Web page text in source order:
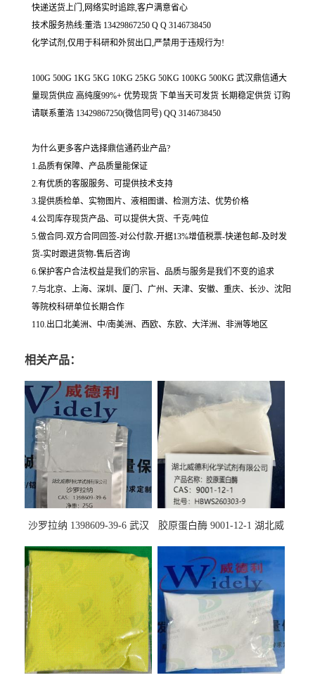
快递送货上门,网络实时追踪,客户满意省心
技术服务热线:董浩 13429867250 Q Q 3146738450
化学试剂,仅用于科研和外贸出口,严禁用于违规行为!
100G 500G 1KG 5KG 10KG 25KG 50KG 100KG 500KG 武汉鼎信通大
量现货供应 高纯度99%+ 优势现货 下单当天可发货 长期稳定供货 订购
请联系董浩 13429867250(微信同号) QQ 3146738450
为什么更多客户选择鼎信通药业产品?
1.品质有保障、产品质量能保证
2.有优质的客服服务、可提供技术支持
3.提供质检单、实物图片、液相图谱、检测方法、优势价格
4.公司库存现货产品、可以提供大货、千克/吨位
5.做合同-双方合同回签-对公付款-开据13%增值税票-快递包邮-及时发
货-实时跟进货物-售后咨询
6.保护客户合法权益是我们的宗旨、品质与服务是我们不变的追求
7.与北京、上海、深圳、厦门、广州、天津、安徽、重庆、长沙、沈阳
等院校科研单位长期合作
110.出口北美洲、中/南美洲、西欧、东欧、大洋洲、非洲等地区
相关产品：
沙罗拉纳 1398609-39-6 武汉
胶原蛋白酶 9001-12-1 湖北威